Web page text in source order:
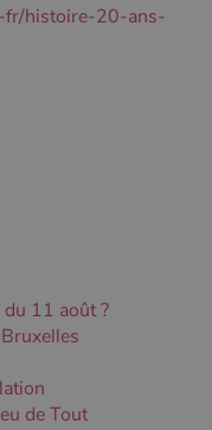
fr/histoire-20-ans-
11 août ?
de Tout